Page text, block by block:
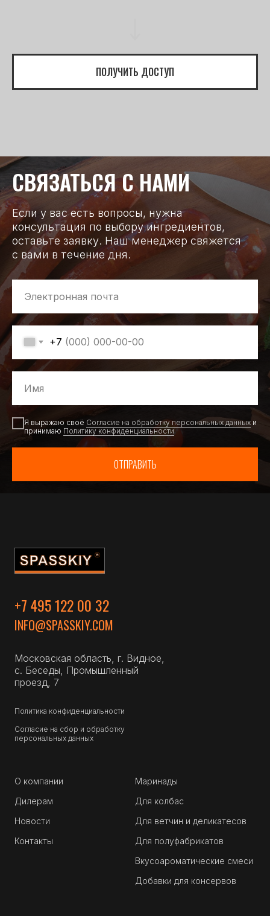
ПОЛУЧИТЬ ДОСТУП
СВЯЗАТЬСЯ С НАМИ
Если у вас есть вопросы, нужна
консультация по выбору ингредиентов,
оставьте заявку. Наш менеджер свяжется
с вами в течение дня.
+7
Я выражаю своё Согласие на обработку персональных данных и
принимаю Политику конфиденциальности
ОТПРАВИТЬ
+7 495 122 00 32
INFO@SPASSKIY.COM
Московская область, г. Видное,
с. Беседы, Промышленный
проезд, 7
Политика конфиденциальности
Согласие на сбор и обработку
персональных данных
О компании
Дилерам
Новости
Контакты
Маринады
Для колбас
Для ветчин и деликатесов
Для полуфабрикатов
Вкусоароматические смеси
Добавки для консервов